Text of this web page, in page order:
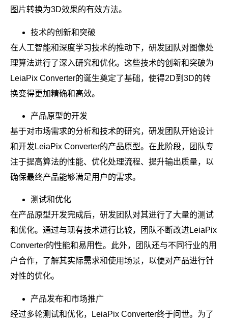
图片转换为3D效果的有效方法。
技术的创新和突破
在人工智能和深度学习技术的推动下，研发团队对图像处
理算法进行了深入研究和优化。这些技术的创新和突破为
LeiaPix Converter的诞生奠定了基础，使得2D到3D的转
换变得更加精确和高效。
产品原型的开发
基于对市场需求的分析和技术的研究，研发团队开始设计
和开发LeiaPix Converter的产品原型。在此阶段，团队专
注于提高算法的性能、优化处理流程、提升输出质量，以
确保最终产品能够满足用户的需求。
测试和优化
在产品原型开发完成后，研发团队对其进行了大量的测试
和优化。通过与现有技术进行比较，团队不断改进LeiaPix
Converter的性能和易用性。此外，团队还与不同行业的用
户合作，了解其实际需求和使用场景，以便对产品进行针
对性的优化。
产品发布和市场推广
经过多轮测试和优化，LeiaPix Converter终于问世。为了